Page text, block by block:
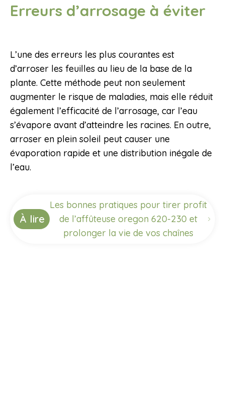
Erreurs d’arrosage à éviter
L’une des erreurs les plus courantes est
d’arroser les feuilles au lieu de la base de la
plante. Cette méthode peut non seulement
augmenter le risque de maladies, mais elle réduit
également l’efficacité de l’arrosage, car l’eau
s’évapore avant d’atteindre les racines. En outre,
arroser en plein soleil peut causer une
évaporation rapide et une distribution inégale de
l’eau.
À lire
Les bonnes pratiques pour tirer profit
de l’affûteuse oregon 620-230 et
prolonger la vie de vos chaînes